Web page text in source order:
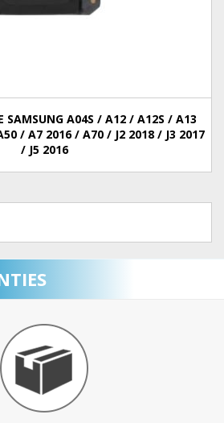
SAMSUNG A04S / A12 / A12S / A13
/ A7 2016 / A70 / J2 2018 / J3 2017
/ J5 2016